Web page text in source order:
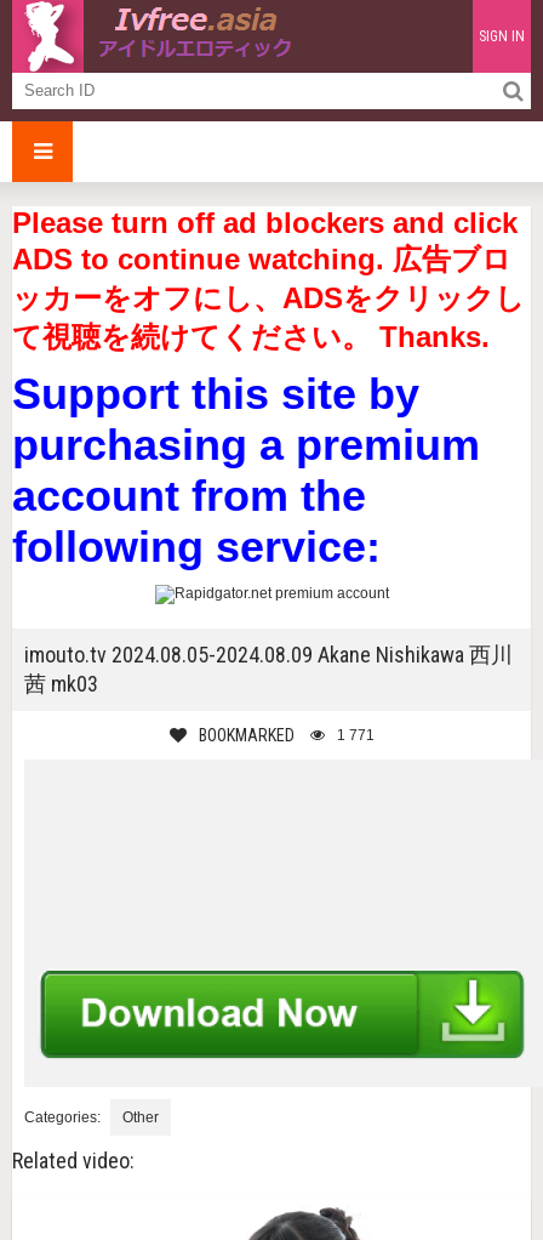
SIGN IN
Please turn off ad blockers and click
ADS to continue watching. 広告ブロ
ッカーをオフにし、ADSをクリックし
て視聴を続けてください。 Thanks.
Support this site by
purchasing a premium
account from the
following service:
imouto.tv 2024.08.05-2024.08.09 Akane Nishikawa 西川
茜 mk03
BOOKMARKED 1 771
Categories: Other
Related video: